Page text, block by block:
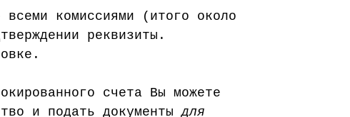
всеми комиссиями (итого около
реквизиты.
счета Вы можете
и подать документы для